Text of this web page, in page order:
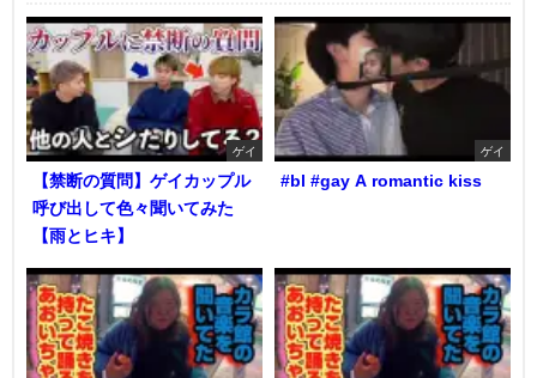
ゲイ
【禁断の質問】ゲイカップル
呼び出して色々聞いてみた
【雨とヒキ】
ゲイ
#bl #gay A romantic kiss